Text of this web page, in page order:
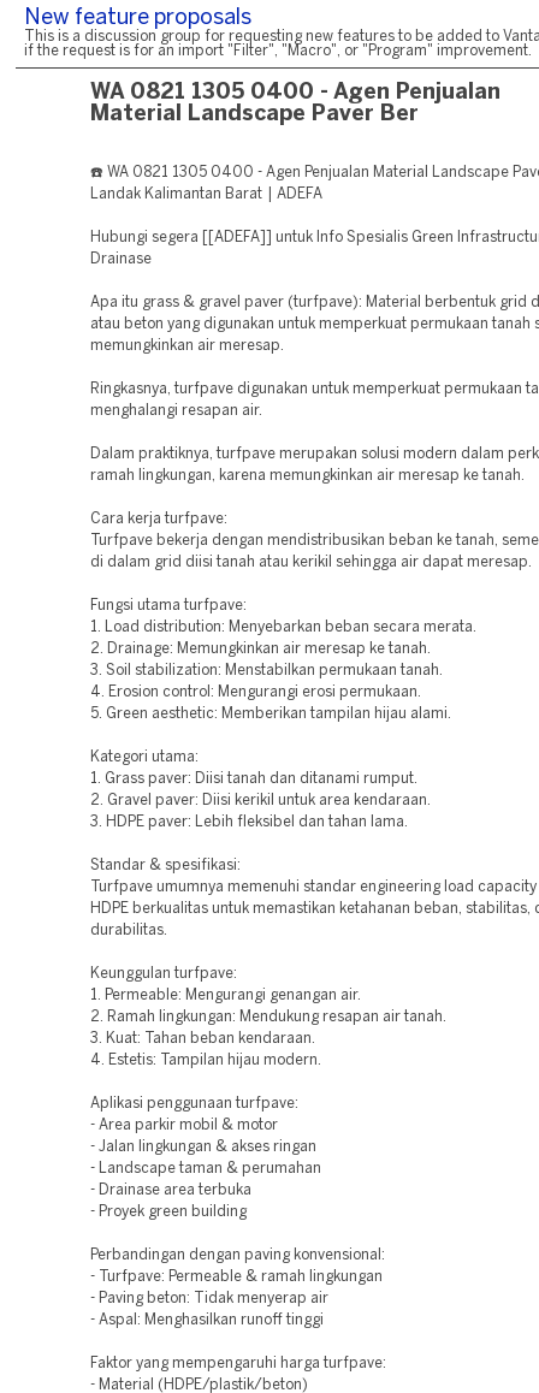
New feature proposals
This is a discussion group for requesting new features to be added to
if the request is for an import "Filter", "Macro", or "Program" improvement.
WA 0821 1305 0400 - Agen Penjualan
Material Landscape Paver Ber
☎️ WA 0821 1305 0400 - Agen Penjualan Material Landscape
Landak Kalimantan Barat | ADEFA
Hubungi segera [[ADEFA]] untuk Info Spesialis Green
Drainase
Apa itu grass & gravel paver (turfpave): Material berbentuk grid
atau beton yang digunakan untuk memperkuat permukaan tanah
memungkinkan air meresap.
Ringkasnya, turfpave digunakan untuk memperkuat permukaan
menghalangi resapan air.
Dalam praktiknya, turfpave merupakan solusi modern dalam
ramah lingkungan, karena memungkinkan air meresap ke tanah.
Cara kerja turfpave:
Turfpave bekerja dengan mendistribusikan beban ke tanah,
di dalam grid diisi tanah atau kerikil sehingga air dapat meresap.
Fungsi utama turfpave:
1. Load distribution: Menyebarkan beban secara merata.
2. Drainage: Memungkinkan air meresap ke tanah.
3. Soil stabilization: Menstabilkan permukaan tanah.
4. Erosion control: Mengurangi erosi permukaan.
5. Green aesthetic: Memberikan tampilan hijau alami.
Kategori utama:
1. Grass paver: Diisi tanah dan ditanami rumput.
2. Gravel paver: Diisi kerikil untuk area kendaraan.
3. HDPE paver: Lebih fleksibel dan tahan lama.
Standar & spesifikasi:
Turfpave umumnya memenuhi standar engineering load
HDPE berkualitas untuk memastikan ketahanan beban, stabilitas,
durabilitas.
Keunggulan turfpave:
1. Permeable: Mengurangi genangan air.
2. Ramah lingkungan: Mendukung resapan air tanah.
3. Kuat: Tahan beban kendaraan.
4. Estetis: Tampilan hijau modern.
Aplikasi penggunaan turfpave:
- Area parkir mobil & motor
- Jalan lingkungan & akses ringan
- Landscape taman & perumahan
- Drainase area terbuka
- Proyek green building
Perbandingan dengan paving konvensional:
- Turfpave: Permeable & ramah lingkungan
- Paving beton: Tidak menyerap air
- Aspal: Menghasilkan runoff tinggi
Faktor yang mempengaruhi harga turfpave:
- Material (HDPE/plastik/beton)